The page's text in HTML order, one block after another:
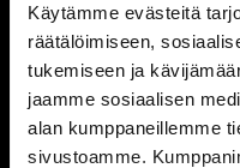
Käytämme evästeitä
räätälöimiseen,
tukemiseen ja
jaamme sosiaalisen
alan kumppaneillemme
sivustoamme.